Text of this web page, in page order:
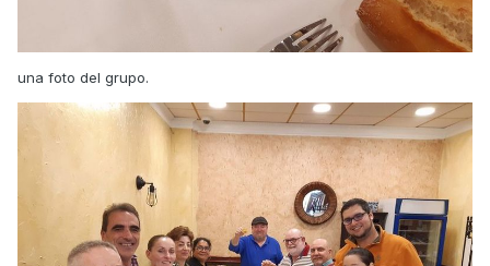
una foto del grupo.